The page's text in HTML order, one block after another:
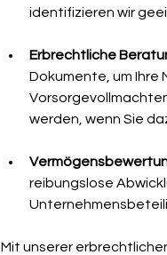
identifizieren wir
Erbrechtliche
Dokumente, um Ihre
werden, wenn Sie
reibungslose
Mit unserer